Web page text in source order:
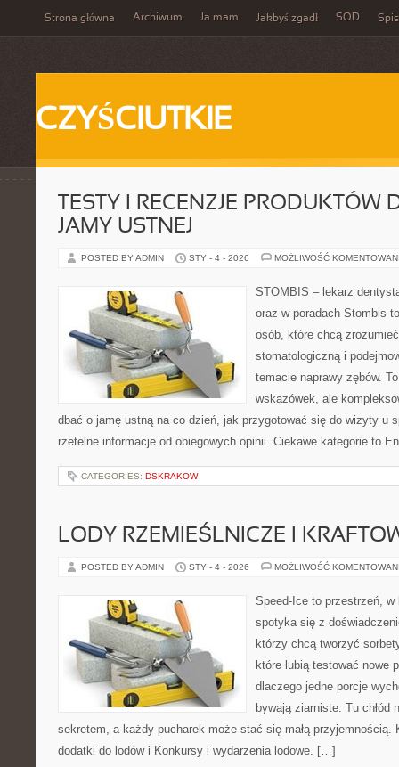
Strona główna Archiwum Ja mam Jakbyś zgadł SOD
CZYŚCIUTKIE
TESTY I RECENZJE PRODUKTÓW
JAMY USTNEJ
POSTED BY ADMIN STY - 4 - 2026 MOŻLIWOŚĆ
STOMBIS – lekarz
oraz w poradach Stombis
osób, które chcą
stomatologiczną i
temacie naprawy zębów.
wskazówek, ale
dbać o jamę ustną na co dzień, jak przygotować się do wizyty u
rzetelne informacje od obiegowych opinii. Ciekawe kategorie to
CATEGORIES: DSKRAKOW
LODY RZEMIEŚLNICZE I
POSTED BY ADMIN STY - 4 - 2026 MOŻLIWOŚĆ
Speed-Ice to przestrzeń,
spotyka się z
którzy chcą tworzyć
które lubią testować nowe
dlaczego jedne porcje
bywają ziarniste. Tu
sekretem, a każdy pucharek może stać się małą przyjemnością.
dodatki do lodów i Konkursy i wydarzenia lodowe. […]